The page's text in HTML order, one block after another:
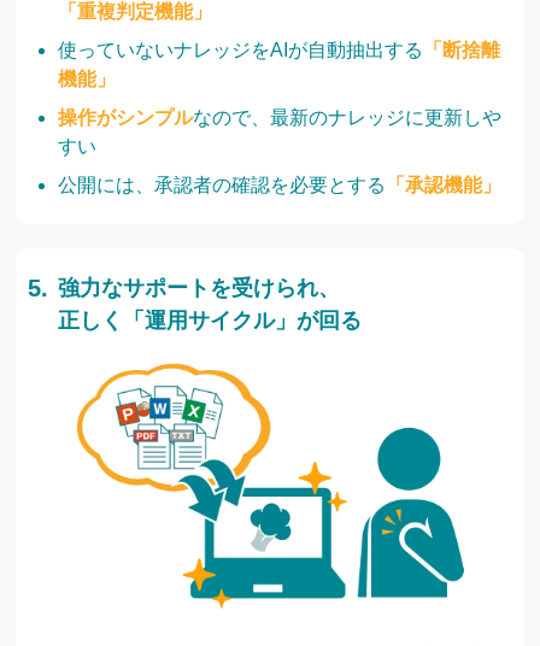
「重複判定機能」
使っていないナレッジをAIが自動抽出する
「断捨離
機能」
操作がシンプルなので、最新のナレッジに更新しや
すい
公開には、承認者の確認を必要とする
「承認機能」
強力なサポートを受けられ、
正しく「運用サイクル」が回る